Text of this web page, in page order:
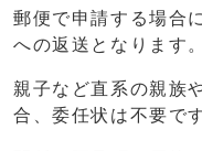
郵便で申請する場合
への返送となります。
親子など直系の親族
合、委任状は不要で